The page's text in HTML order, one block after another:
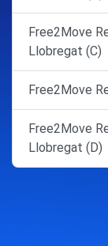
Free2Move
Llobregat (C)
Free2Move
Free2Move
Llobregat (D)